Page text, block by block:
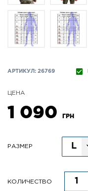
АРТИКУЛ: 26769
ЦЕНА
1 090 ГРН
РАЗМЕР L
КОЛИЧЕСТВО